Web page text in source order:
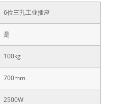
6位三孔工业插座
是
100kg
700mm
2500W